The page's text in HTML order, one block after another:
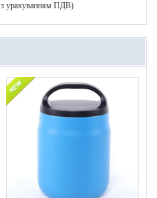
з урахуванням ПДВ)